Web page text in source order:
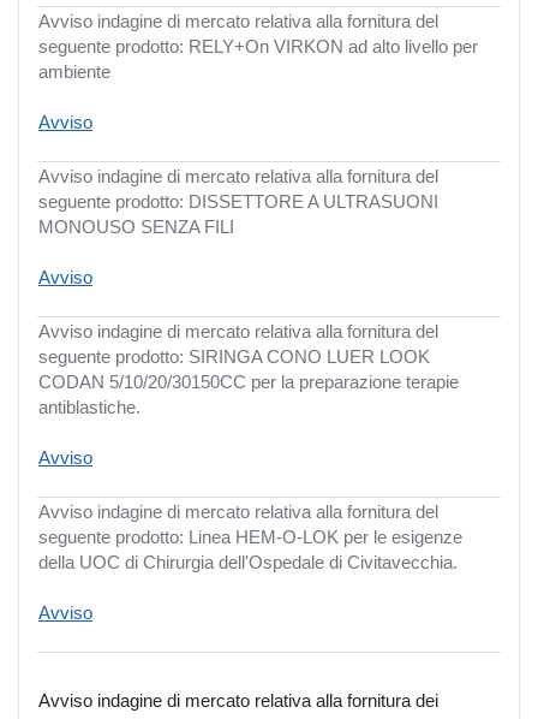
Avviso indagine di mercato relativa alla fornitura del
seguente prodotto: RELY+On VIRKON ad alto livello per
ambiente
Avviso
Avviso indagine di mercato relativa alla fornitura del
seguente prodotto: DISSETTORE A ULTRASUONI
MONOUSO SENZA FILI
Avviso
Avviso indagine di mercato relativa alla fornitura del
seguente prodotto: SIRINGA CONO LUER LOOK
CODAN 5/10/20/30150CC per la preparazione terapie
antiblastiche.
Avviso
Avviso indagine di mercato relativa alla fornitura del
seguente prodotto: Linea HEM-O-LOK per le esigenze
della UOC di Chirurgia dell'Ospedale di Civitavecchia.
Avviso
Avviso indagine di mercato relativa alla fornitura dei